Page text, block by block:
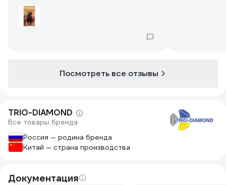
Посмотреть все отзывы
TRIO-DIAMOND
Все товары бренда
Россия — родина бренда
Китай — страна производства
Документация